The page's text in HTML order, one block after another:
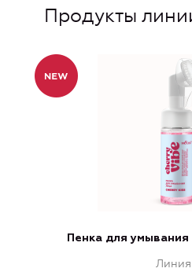
Продукты
Пенка для умывания
Линия